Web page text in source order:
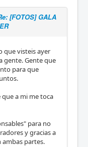
[FOTOS] GALA
que visteis ayer
gente. Gente que
para que
a mi me toca
para no
y gracias a
ambas partes.